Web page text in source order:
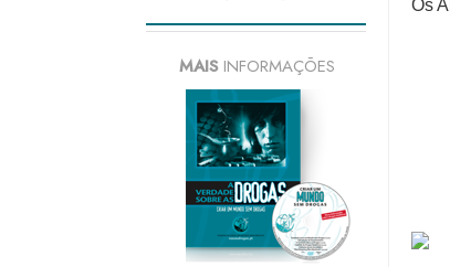
Os
MAIS INFORMAÇÕES